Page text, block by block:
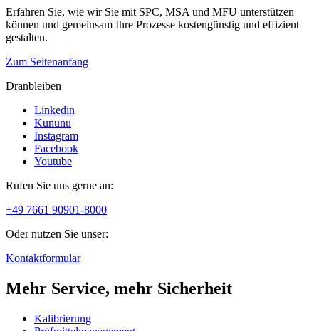
Erfahren Sie, wie wir Sie mit SPC, MSA und MFU unterstützen
können und gemeinsam Ihre Prozesse kostengünstig und effizient
gestalten.
Zum Seitenanfang
Dranbleiben
Linkedin
Kununu
Instagram
Facebook
Youtube
Rufen Sie uns gerne an:
+49 7661 90901-8000
Oder nutzen Sie unser:
Kontaktformular
Mehr Service, mehr Sicherheit
Kalibrierung